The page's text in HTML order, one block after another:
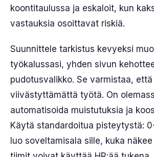
koontitaulussa ja eskaloit, kun
vastauksia osoittavat riskiä.
Suunnittele tarkistus kevyeksi
työkalussasi, yhden sivun
pudotusvalikko. Se varmistaa,
viivästyttämättä työtä. On
automatisoida muistutuksia ja
Käytä standardoitua pisteytystä:
luo soveltamisala sille, kuka